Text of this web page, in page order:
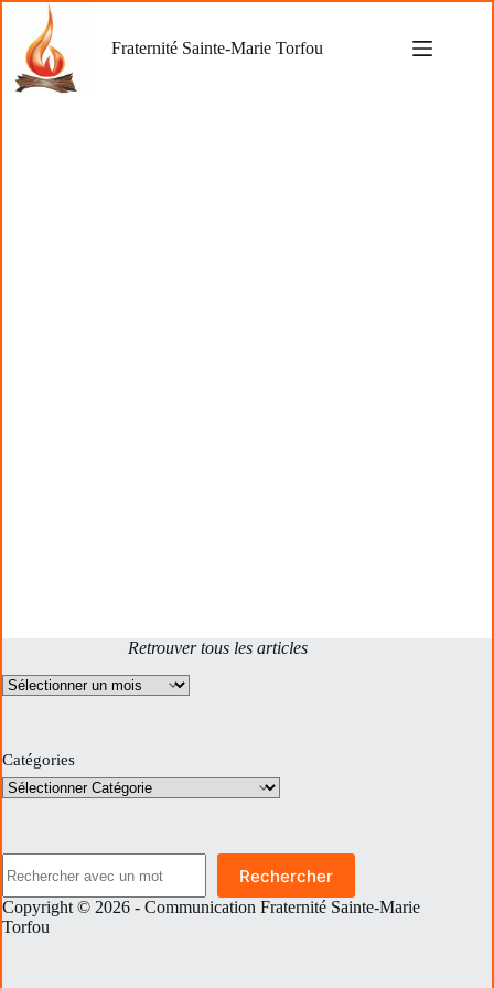
contenu
Fraternité Sainte-Marie Torfou
Retrouver tous les articles
Archives
Catégories
Rechercher
Copyright © 2026 - Communication Fraternité Sainte-Marie
Torfou